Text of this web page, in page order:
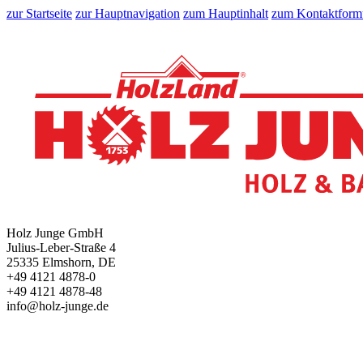
zur Startseite zur Hauptnavigation zum Hauptinhalt zum
Holz Junge GmbH
Julius-Leber-Straße 4
25335 Elmshorn, DE
+49 4121 4878-0
+49 4121 4878-48
info@holz-junge.de